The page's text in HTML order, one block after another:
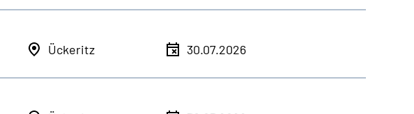
Ückeritz 30.07.2026